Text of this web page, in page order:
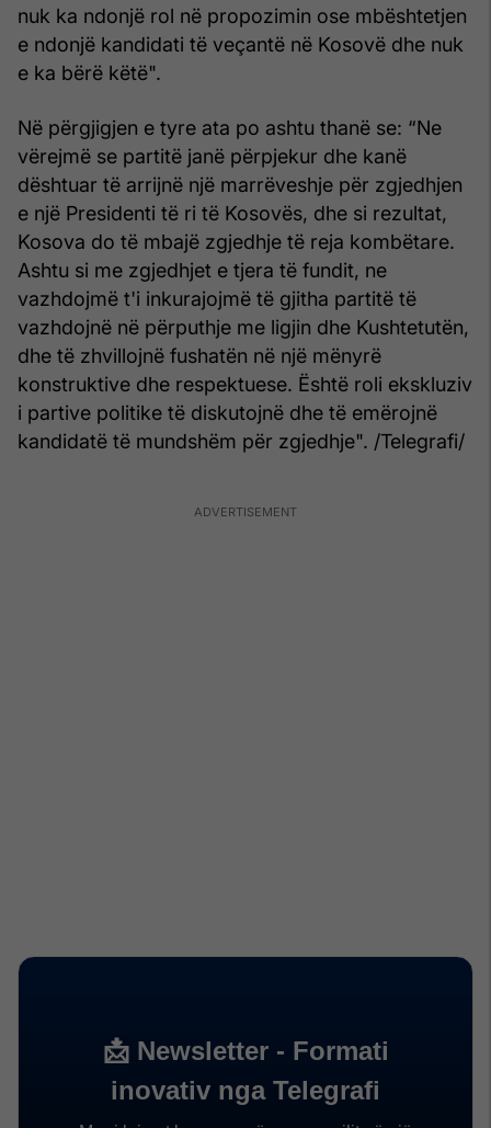
nuk ka ndonjë rol në propozimin ose mbështetjen
e ndonjë kandidati të veçantë në Kosovë dhe nuk
e ka bërë këtë".
Në përgjigjen e tyre ata po ashtu thanë se: “Ne
vërejmë se partitë janë përpjekur dhe kanë
dështuar të arrijnë një marrëveshje për zgjedhjen
e një Presidenti të ri të Kosovës, dhe si rezultat,
Kosova do të mbajë zgjedhje të reja kombëtare.
Ashtu si me zgjedhjet e tjera të fundit, ne
vazhdojmë t'i inkurajojmë të gjitha partitë të
vazhdojnë në përputhje me ligjin dhe Kushtetutën,
dhe të zhvillojnë fushatën në një mënyrë
konstruktive dhe respektuese. Është roli ekskluziv
i partive politike të diskutojnë dhe të emërojnë
kandidatë të mundshëm për zgjedhje". /Telegrafi/